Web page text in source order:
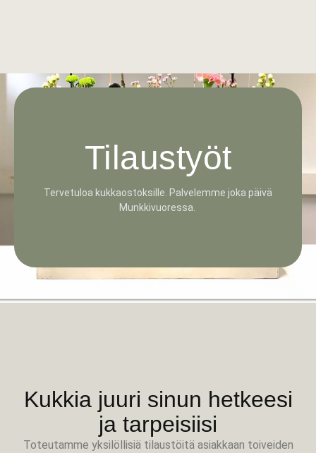
Tilaustyöt
Tervetuloa kukkaostoksille. Palvelemme joka päivä
Munkkivuoressa.
Kukkia juuri sinun hetkeesi
ja tarpeisiisi
Toteutamme yksilöllisiä tilaustöitä asiakkaan toiveiden